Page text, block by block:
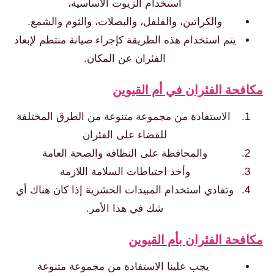
استخدام الزيوت الأساسية،
والكراتين، والفلفل، والبصلات، والثوم والشمع.
يتم استخدام هذه الطريقة كإجراء صيانة منتظم لإبعاد
الفئران عن المكان.
الفئران في أم القيوين
الاستفادة من مجموعة متنوعة من الطرق المختلفة
للقضاء على الفئران
والمحافظة على النظافة والصحة العامة
وأخذ احتياطات السلامة اللازمة
وتفادي استخدام المبيدات الحشرية إذا كان هناك أي
شك في هذا الأمر.
الفئران بأم القيوين
يجب علينا الاستفادة من مجموعة متنوعة